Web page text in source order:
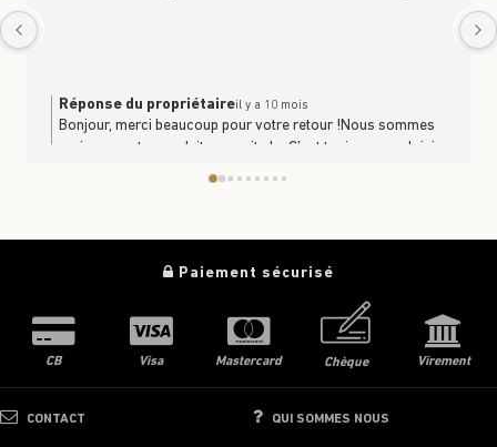
Réponse du propriétaireil y a 10 mois
Bonjour, merci beaucoup pour votre retour !Nous sommes
ravis que notre produit vous ait plu. C’est toujours un plaisir
de savoir que nos produits se partagent et se dégustent en
Paiement sécurisé
CB Visa Mastercard Chèque Virement
CONTACT QUI SOMMES NOUS